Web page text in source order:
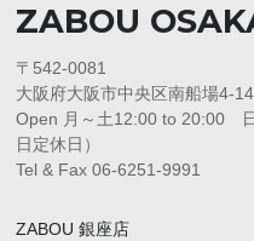
ZABOU
〒542-0081
大阪府大阪市中央区南船場4-
Open 月～土12:00 to 20:00
日定休日）
Tel & Fax 06-6251-9991
ZABOU 銀座店